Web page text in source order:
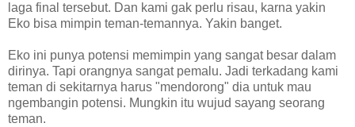
laga final tersebut. Dan kami gak perlu risau, karna yakin
Eko bisa mimpin teman-temannya. Yakin banget.
Eko ini punya potensi memimpin yang sangat besar dalam
dirinya. Tapi orangnya sangat pemalu. Jadi terkadang kami
teman di sekitarnya harus "mendorong" dia untuk mau
ngembangin potensi. Mungkin itu wujud sayang seorang
teman.